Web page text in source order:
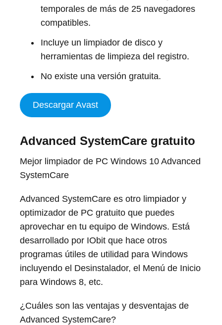
temporales de más de 25 navegadores
compatibles.
Incluye un limpiador de disco y
herramientas de limpieza del registro.
No existe una versión gratuita.
Descargar Avast
Advanced SystemCare gratuito
Mejor limpiador de PC Windows 10 Advanced
SystemCare
Advanced SystemCare es otro limpiador y
optimizador de PC gratuito que puedes
aprovechar en tu equipo de Windows. Está
desarrollado por IObit que hace otros
programas útiles de utilidad para Windows
incluyendo el Desinstalador, el Menú de Inicio
para Windows 8, etc.
¿Cuáles son las ventajas y desventajas de
Advanced SystemCare?